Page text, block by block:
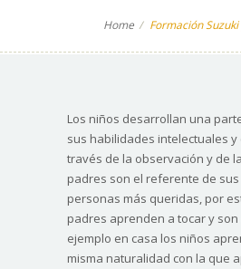
Home Formación
Los niños desarrollan una
sus habilidades intelectuales y
través de la observación y de
padres son el referente de sus
personas más queridas, por
padres aprenden a tocar y
ejemplo en casa los niños
misma naturalidad con la que